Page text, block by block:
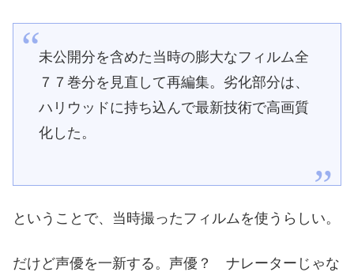
未公開分を含めた当時の膨大なフィルム全
７７巻分を見直して再編集。劣化部分は、
ハリウッドに持ち込んで最新技術で高画質
化した。
ということで、当時撮ったフィルムを使うらしい。
だけど声優を一新する。声優？ ナレーターじゃな